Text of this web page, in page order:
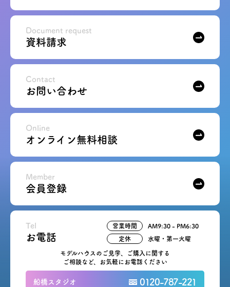
資料請求
Document request
お問い合わせ
Contact
オンライン無料相談
Online
会員登録
Member
Tel
お電話
モデルハウスのご見学、ご購入に関する
ご相談など、お気軽にお電話ください
船橋スタジオ 0120-787-221
営業時間 AM9:30 - PM6:30
定休 水曜・第一火曜